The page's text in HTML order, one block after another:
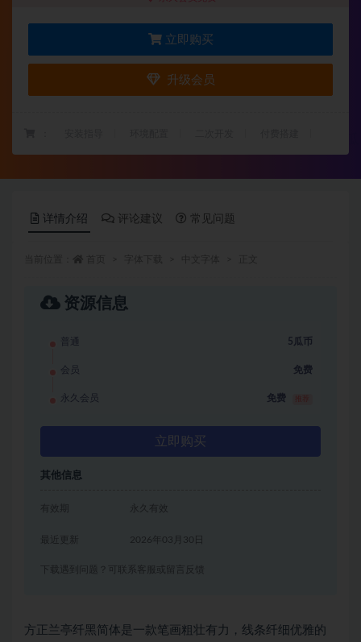
立即购买
升级会员
详情介绍 评论建议 常见问题
资源信息
普通 5瓜币
会员 免费
永久会员 免费
立即购买
其他信息
有效期 永久有效
2026年03月30日
下载遇到问题？可联系客服或留言反馈
方正兰亭纤黑简体是一款笔画粗壮有力，线条纤细优雅的